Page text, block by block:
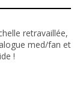
retravaillée,
med/fan et
!